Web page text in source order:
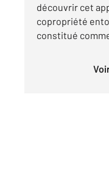
découvrir cet
copropriété
constitué